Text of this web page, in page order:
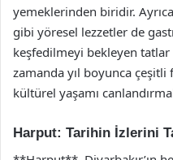
yemeklerinden biridir.
gibi yöresel lezzetler de
keşfedilmeyi bekleyen tatlar
zamanda yıl boyunca
kültürel yaşamı
Harput: Tarihin İzlerini